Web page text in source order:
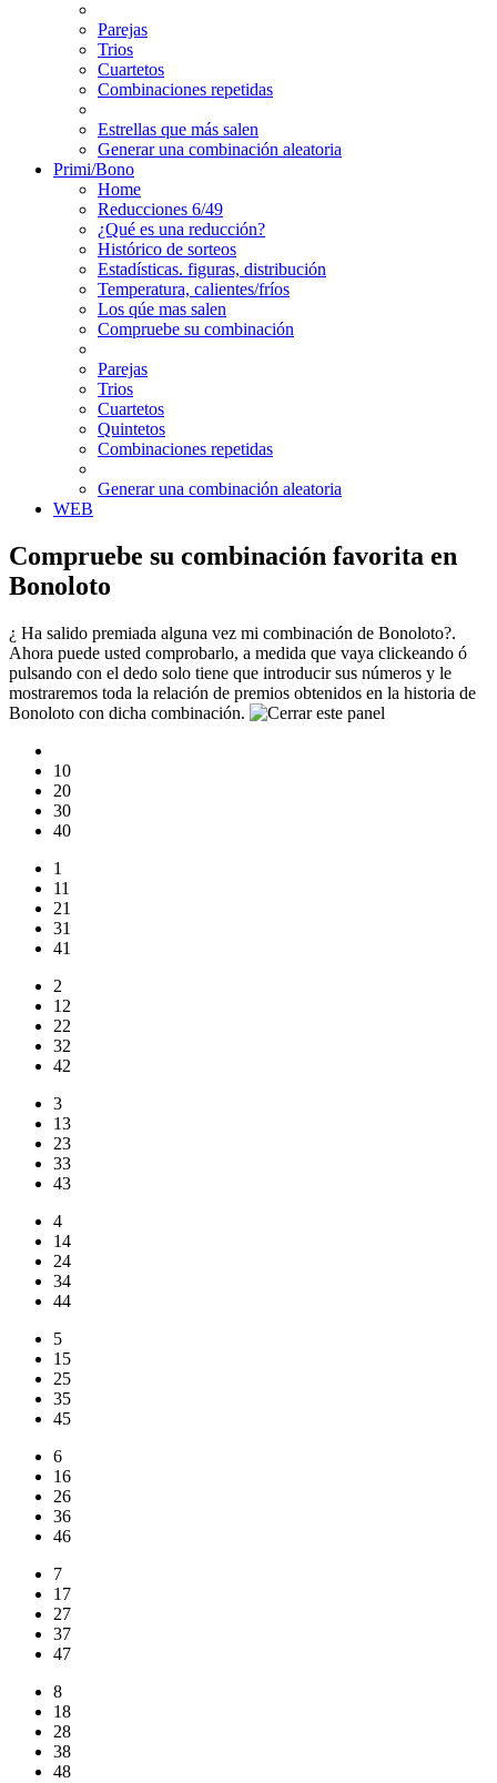
Parejas
Trios
Cuartetos
Combinaciones repetidas
Estrellas que más salen
Generar una combinación aleatoria
Primi/Bono
Home
Reducciones 6/49
¿Qué es una reducción?
Histórico de sorteos
Estadísticas. figuras, distribución
Temperatura, calientes/fríos
Los qúe mas salen
Compruebe su combinación
Parejas
Trios
Cuartetos
Quintetos
Combinaciones repetidas
Generar una combinación aleatoria
WEB
Compruebe su combinación favorita en
Bonoloto
¿ Ha salido premiada alguna vez mi combinación de Bonoloto?.
Ahora puede usted comprobarlo, a medida que vaya clickeando ó
pulsando con el dedo solo tiene que introducir sus números y le
mostraremos toda la relación de premios obtenidos en la historia de
Bonoloto con dicha combinación.
10
20
30
40
1
11
21
31
41
2
12
22
32
42
3
13
23
33
43
4
14
24
34
44
5
15
25
35
45
6
16
26
36
46
7
17
27
37
47
8
18
28
38
48